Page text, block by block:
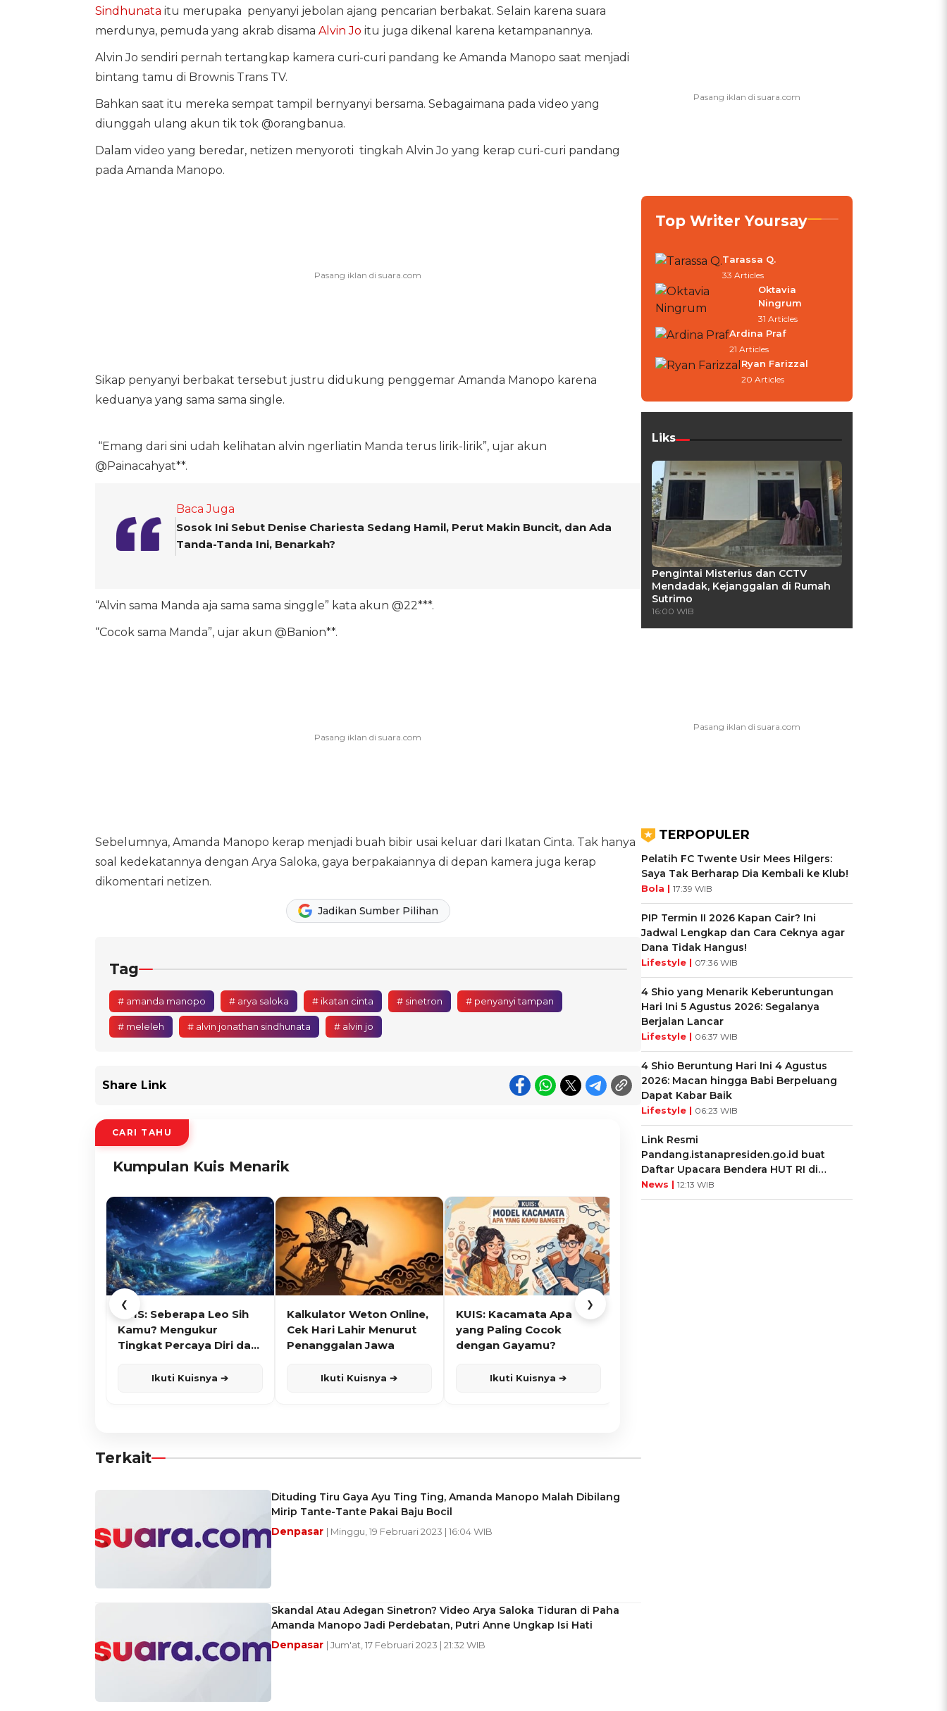
Sindhunata itu merupaka penyanyi jebolan ajang pencarian berbakat. Selain karena suara
merdunya, pemuda yang akrab disama Alvin Jo itu juga dikenal karena ketampanannya.
Alvin Jo sendiri pernah tertangkap kamera curi-curi pandang ke Amanda Manopo saat menjadi
bintang tamu di Brownis Trans TV.
Bahkan saat itu mereka sempat tampil bernyanyi bersama. Sebagaimana pada video yang
diunggah ulang akun tik tok @orangbanua.
Dalam video yang beredar, netizen menyoroti tingkah Alvin Jo yang kerap curi-curi pandang
pada Amanda Manopo.
Sikap penyanyi berbakat tersebut justru didukung penggemar Amanda Manopo karena
keduanya yang sama sama single.
“Emang dari sini udah kelihatan alvin ngerliatin Manda terus lirik-lirik”, ujar akun
@Painacahyat**.
Baca Juga
Sosok Ini Sebut Denise Chariesta Sedang Hamil, Perut Makin Buncit, dan Ada
Tanda-Tanda Ini, Benarkah?
“Alvin sama Manda aja sama sama singgle” kata akun @22***.
“Cocok sama Manda”, ujar akun @Banion**.
Sebelumnya, Amanda Manopo kerap menjadi buah bibir usai keluar dari Ikatan Cinta. Tak hanya
soal kedekatannya dengan Arya Saloka, gaya berpakaiannya di depan kamera juga kerap
dikomentari netizen.
Jadikan Sumber Pilihan
Tag
# amanda manopo # arya saloka # ikatan cinta # sinetron # penyanyi tampan
# meleleh # alvin jonathan sindhunata # alvin jo
Share Link
CARI TAHU
Kumpulan Kuis Menarik
❮
KUIS: Seberapa Leo Sih
Kamu? Mengukur
Tingkat Percaya Diri dan
Ikuti Kuisnya ➔
Kalkulator Weton Online,
Cek Hari Lahir Menurut
Penanggalan Jawa
Ikuti Kuisnya ➔
KUIS: Kacamata Apa
yang Paling Cocok
dengan Gayamu?
Ikuti Kuisnya ➔
❯
Terkait
Dituding Tiru Gaya Ayu Ting Ting, Amanda Manopo Malah Dibilang
Mirip Tante-Tante Pakai Baju Bocil
Denpasar | Minggu, 19 Februari 2023 | 16:04 WIB
Skandal Atau Adegan Sinetron? Video Arya Saloka Tiduran di Paha
Amanda Manopo Jadi Perdebatan, Putri Anne Ungkap Isi Hati
Denpasar | Jum'at, 17 Februari 2023 | 21:32 WIB
Top Writer Yoursay
Tarassa Q.
33 Articles
Oktavia
Ningrum
31 Articles
Ardina Praf
21 Articles
Ryan Farizzal
20 Articles
Liks
Pengintai Misterius dan CCTV
Mendadak, Kejanggalan di Rumah
Sutrimo
16:00 WIB
TERPOPULER
Pelatih FC Twente Usir Mees Hilgers:
Saya Tak Berharap Dia Kembali ke Klub!
Bola | 17:39 WIB
PIP Termin II 2026 Kapan Cair? Ini
Jadwal Lengkap dan Cara Ceknya agar
Dana Tidak Hangus!
Lifestyle | 07:36 WIB
4 Shio yang Menarik Keberuntungan
Hari Ini 5 Agustus 2026: Segalanya
Berjalan Lancar
Lifestyle | 06:37 WIB
4 Shio Beruntung Hari Ini 4 Agustus
2026: Macan hingga Babi Berpeluang
Dapat Kabar Baik
Lifestyle | 06:23 WIB
Link Resmi
Pandang.istanapresiden.go.id buat
Daftar Upacara Bendera HUT RI di
Istana Negara
News | 12:13 WIB